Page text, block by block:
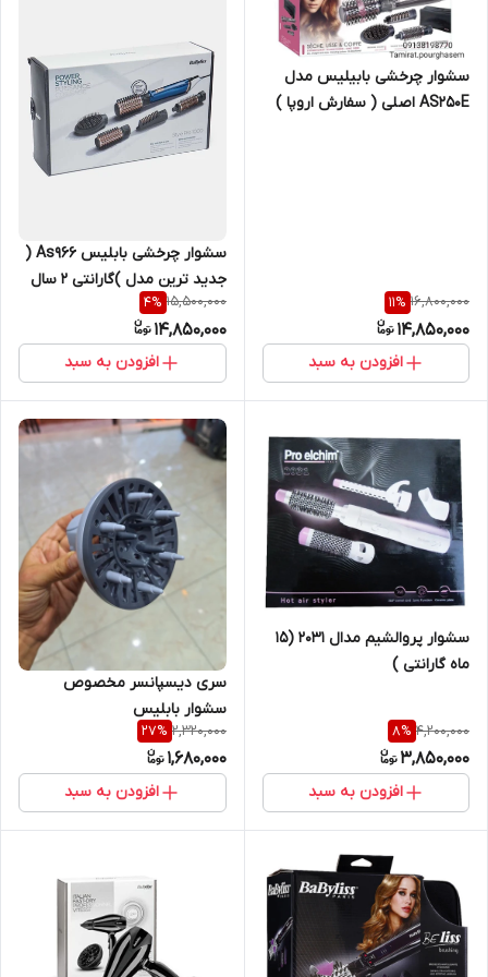
سشوار چرخشی بابیلیس مدل
AS250E اصلی ( سفارش اروپا )
16,800,000
11%
14,850,000
افزودن به سبد
سشوار چرخشی بابلیس As966 (
جدید ترین مدل )گارانتی ۲ سال
15,500,000
4%
14,850,000
افزودن به سبد
سشوار پروالشیم مدال ۲۰۳۱ (۱۵
ماه گارانتی )
4,200,000
8%
3,850,000
افزودن به سبد
سری دیسپانسر مخصوص
سشوار بابلیس
2,320,000
27%
1,680,000
افزودن به سبد